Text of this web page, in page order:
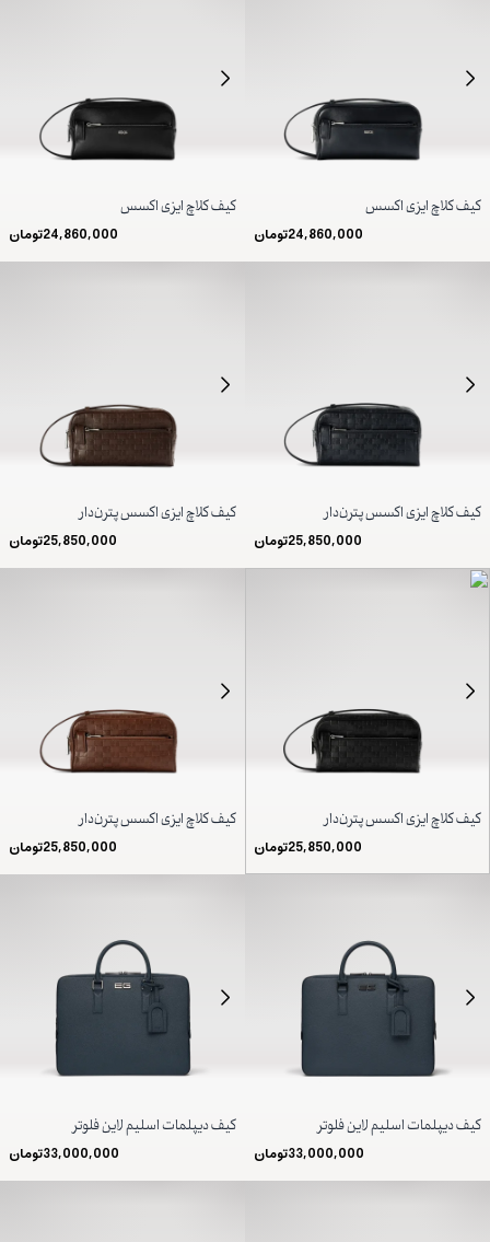
کیف کلاچ ایزی اکسس
24,860,000تومان
کیف کلاچ ایزی اکسس
24,860,000تومان
کیف کلاچ ایزی اکسس پترن‌دار
25,850,000تومان
کیف کلاچ ایزی اکسس پترن‌دار
25,850,000تومان
کیف کلاچ ایزی اکسس پترن‌دار
25,850,000تومان
کیف کلاچ ایزی اکسس پترن‌دار
25,850,000تومان
کیف دیپلمات اسلیم لاین فلوتر
33,000,000تومان
کیف دیپلمات اسلیم لاین فلوتر
33,000,000تومان